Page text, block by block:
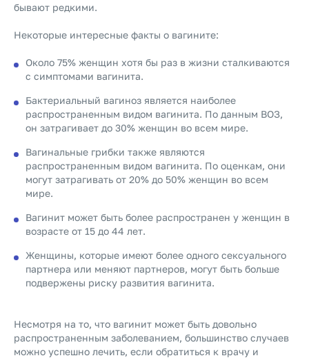
бывают редкими.
Некоторые интересные факты о вагините:
Около 75% женщин хотя бы раз в жизни сталкиваются
с симптомами вагинита.
Бактериальный вагиноз является наиболее
распространенным видом вагинита. По данным ВОЗ,
он затрагивает до 30% женщин во всем мире.
Вагинальные грибки также являются
распространенным видом вагинита. По оценкам, они
могут затрагивать от 20% до 50% женщин во всем
мире.
Вагинит может быть более распространен у женщин в
возрасте от 15 до 44 лет.
Женщины, которые имеют более одного сексуального
партнера или меняют партнеров, могут быть больше
подвержены риску развития вагинита.
Несмотря на то, что вагинит может быть довольно
распространенным заболеванием, большинство случаев
можно успешно лечить, если обратиться к врачу и